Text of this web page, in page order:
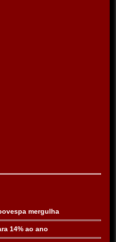
mergulha
14% ao ano